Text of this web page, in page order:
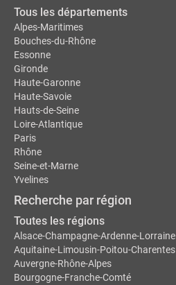
Tous les départements
Alpes-Maritimes
Bouches-du-Rhône
Essonne
Gironde
Haute-Garonne
Haute-Savoie
Hauts-de-Seine
Loire-Atlantique
Paris
Rhône
Seine-et-Marne
Yvelines
Recherche par région
Toutes les régions
Alsace-Champagne-Ardenne-Lorraine
Aquitaine-Limousin-Poitou-Charentes
Auvergne-Rhône-Alpes
Bourgogne-Franche-Comté